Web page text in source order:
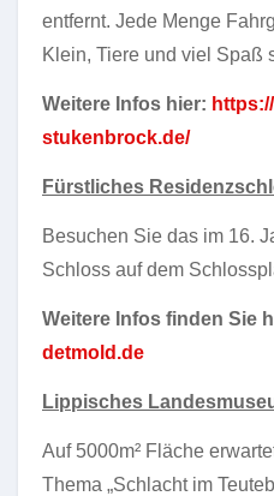
entfernt. Jede Menge
Klein, Tiere und viel Spaß
Weitere Infos hier:
stukenbrock.de/
Fürstliches
Besuchen Sie das im 16.
Schloss auf dem
Weitere Infos finden Sie
detmold.de
Lippisches
Auf 5000m² Fläche
Thema „Schlacht im